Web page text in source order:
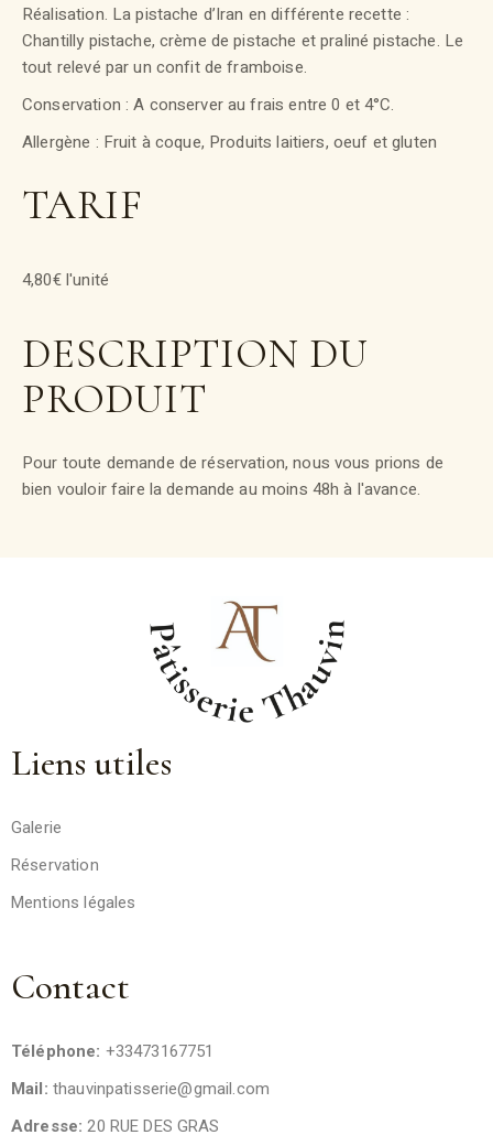
Réalisation. La pistache d’Iran en différente recette :
Chantilly pistache, crème de pistache et praliné pistache. Le
tout relevé par un confit de framboise.
Conservation : A conserver au frais entre 0 et 4°C.
Allergène : Fruit à coque, Produits laitiers, oeuf et gluten
TARIF
4,80€ l'unité
DESCRIPTION DU
PRODUIT
Pour toute demande de réservation, nous vous prions de
bien vouloir faire la demande au moins 48h à l'avance.
Liens utiles
Galerie
Réservation
Mentions légales
Contact
Téléphone: +33473167751
Mail: thauvinpatisserie@gmail.com
Adresse:20 RUE DES GRAS